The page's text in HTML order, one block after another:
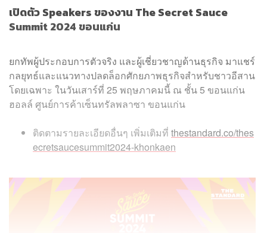
เปิดตัว Speakers ของงาน The Secret Sauce
Summit 2024 ขอนแก่น
ยกทัพผู้ประกอบการตัวจริง และผู้เชี่ยวชาญด้านธุรกิจ มาแชร์
กลยุทธ์และแนวทางปลดล็อกศักยภาพธุรกิจสำหรับชาวอีสาน
โดยเฉพาะ ในวันเสาร์ที่ 25 พฤษภาคมนี้ ณ ชั้น 5 ขอนแก่น
ฮอลล์ ศูนย์การค้าเซ็นทรัลพลาซา ขอนแก่น
ติดตามรายละเอียดอื่นๆ เพิ่มเติมที่ thestandard.co/thes
ecretsaucesummit2024-khonkaen